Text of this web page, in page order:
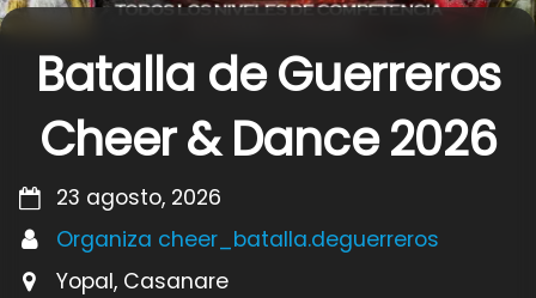
Batalla de Guerreros
Cheer & Dance 2026
23 agosto, 2026
Organiza cheer_batalla.deguerreros
Yopal, Casanare